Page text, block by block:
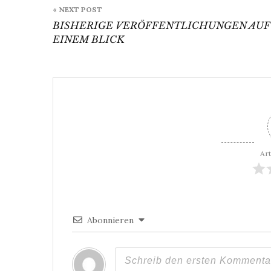
« NEXT POST
BISHERIGE VERÖFFENTLICHUNGEN AUF
EINEM BLICK
Abonnieren